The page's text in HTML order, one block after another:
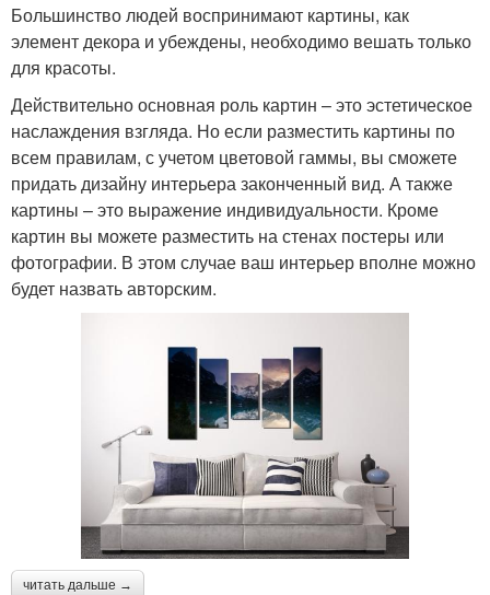
Большинство людей воспринимают картины, как
элемент декора и убеждены, необходимо вешать только
для красоты.
Действительно основная роль картин – это эстетическое
наслаждения взгляда. Но если разместить картины по
всем правилам, с учетом цветовой гаммы, вы сможете
придать дизайну интерьера законченный вид. А также
картины – это выражение индивидуальности. Кроме
картин вы можете разместить на стенах постеры или
фотографии. В этом случае ваш интерьер вполне можно
будет назвать авторским.
читать дальше →